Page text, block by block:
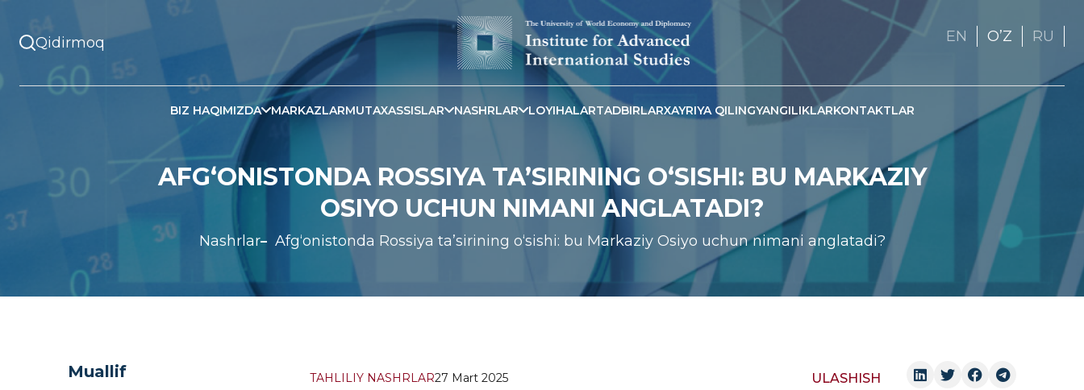
EN OʼZ RU
BIZ HAQIMIZDA MARKAZLARMUTAXASSISLAR NASHRLAR LOYIHALARTADBIRLARXAYRIYA QILINGYANGILIKLARKONTAKTLAR
AFG‘ONISTONDA ROSSIYA TA’SIRINING O‘SISHI: BU MARKAZIY
OSIYO UCHUN NIMANI ANGLATADI?
Nashrlar Afg‘onistonda Rossiya ta’sirining o‘sishi: bu Markaziy Osiyo uchun nimani anglatadi?
Muallif TAHLILIY NASHRLAR27 Mart 2025 ULASHISH